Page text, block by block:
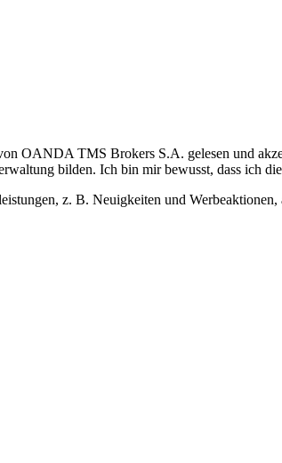
OANDA TMS Brokers S.A. gelesen und
bilden. Ich bin mir bewusst, dass ich
z. B. Neuigkeiten und Werbeaktionen,